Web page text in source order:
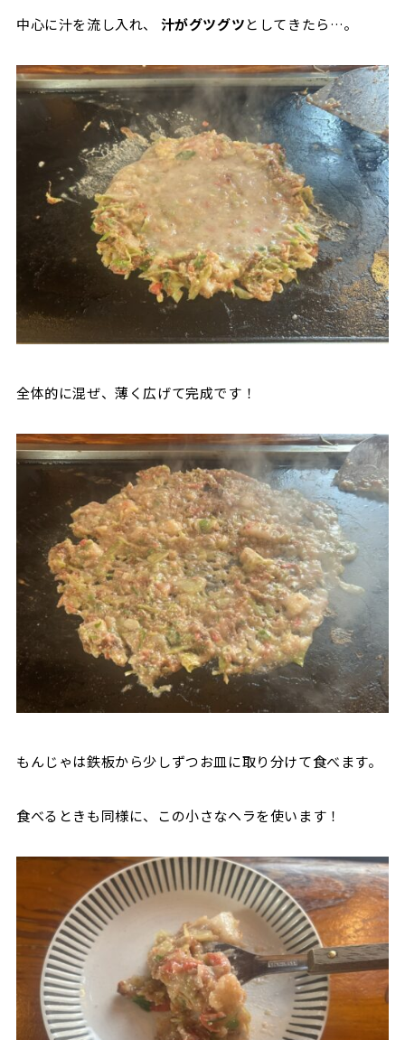
中心に汁を流し入れ、 汁がグツグツとしてきたら…。
全体的に混ぜ、薄く広げて完成です！
もんじゃは鉄板から少しずつお皿に取り分けて食べます。
食べるときも同様に、この小さなヘラを使います！